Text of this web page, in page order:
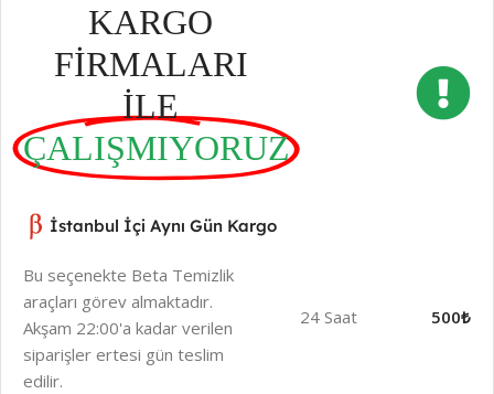
KARGO
FİRMALARI
İLE
ÇALIŞMIYORUZ
İstanbul İçi Aynı Gün Kargo
Bu seçenekte Beta Temizlik
araçları görev almaktadır.
Akşam 22:00'a kadar verilen
siparişler ertesi gün teslim
edilir.
24 Saat 500₺